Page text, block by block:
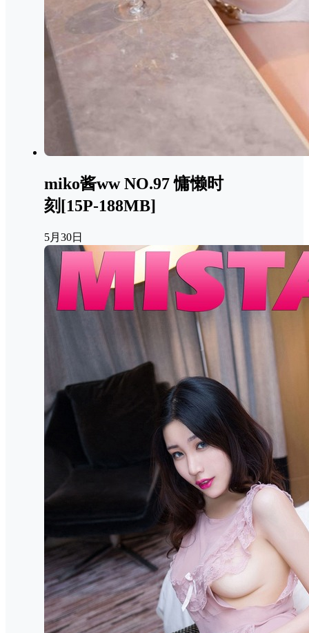
miko酱ww NO.97 慵懒时
刻[15P-188MB]
5月30日